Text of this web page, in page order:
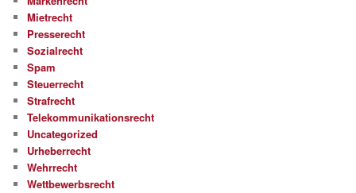
Mietrecht
Presserecht
Sozialrecht
Spam
Steuerrecht
Strafrecht
Telekommunikationsrecht
Uncategorized
Urheberrecht
Wehrrecht
Wettbewerbsrecht